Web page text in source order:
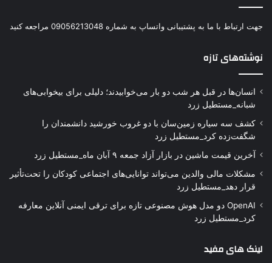
جهت ارتباط با ما به پشتیبانی واتساپ به شماره 09056213048 مراجعه کنید
نوشته‌های تازه
انسان‌ها در قبل هر شب دو بار می‌خوابیدند؛ دلیلی برای بیخوابی‌های
شبانه_مستطیل زرد
کشف سه سیاره زمین‌سان با دو غروب خورشید دانشمندان را
شگفت‌زده کرد_مستطیل زرد
آخرین قیمت ماشین در بازار آزاد جمعه ۹ آبان ماه_مستطیل زرد
مشکلات مالی والدین می‌تواند توانایی‌های اجتماعی کودکان را تحت‌تأثیر
قرار دهد_مستطیل زرد
OpenAI دو مدل هوش مصنوعی تازه برای ترقی ایمنی آنلاین معارفه
کرد_مستطیل زرد
لینک های مفید